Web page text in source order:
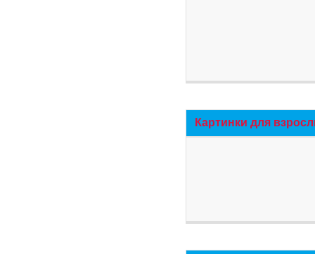
Картинки для